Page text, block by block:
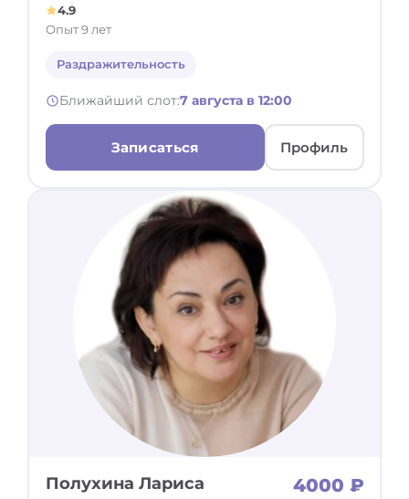
4.9
Опыт 9 лет
Раздражительность
Ближайший слот:7 августа в 12:00
Записаться Профиль
Полухина Лариса 4000 ₽